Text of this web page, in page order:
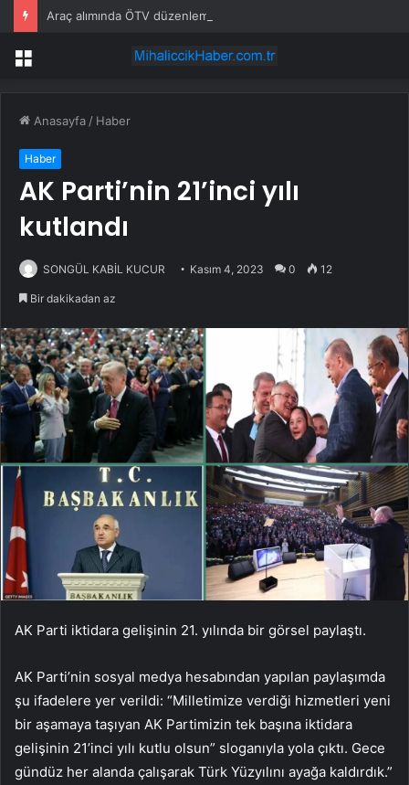
Menü
Anasayfa / Haber
Haber
AK Parti’nin 21’inci yılı
kutlandı
SONGÜL KABİL KUCUR Kasım 4, 2023 0 12
Bir dakikadan az
AK Parti iktidara gelişinin 21. yılında bir görsel paylaştı.
AK Parti’nin sosyal medya hesabından yapılan paylaşımda
şu ifadelere yer verildi: “Milletimize verdiği hizmetleri yeni
bir aşamaya taşıyan AK Partimizin tek başına iktidara
gelişinin 21’inci yılı kutlu olsun” sloganıyla yola çıktı. Gece
gündüz her alanda çalışarak Türk Yüzyılını ayağa kaldırdık.”